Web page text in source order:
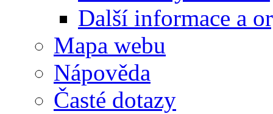
Další informace a
Mapa webu
Nápověda
Časté dotazy